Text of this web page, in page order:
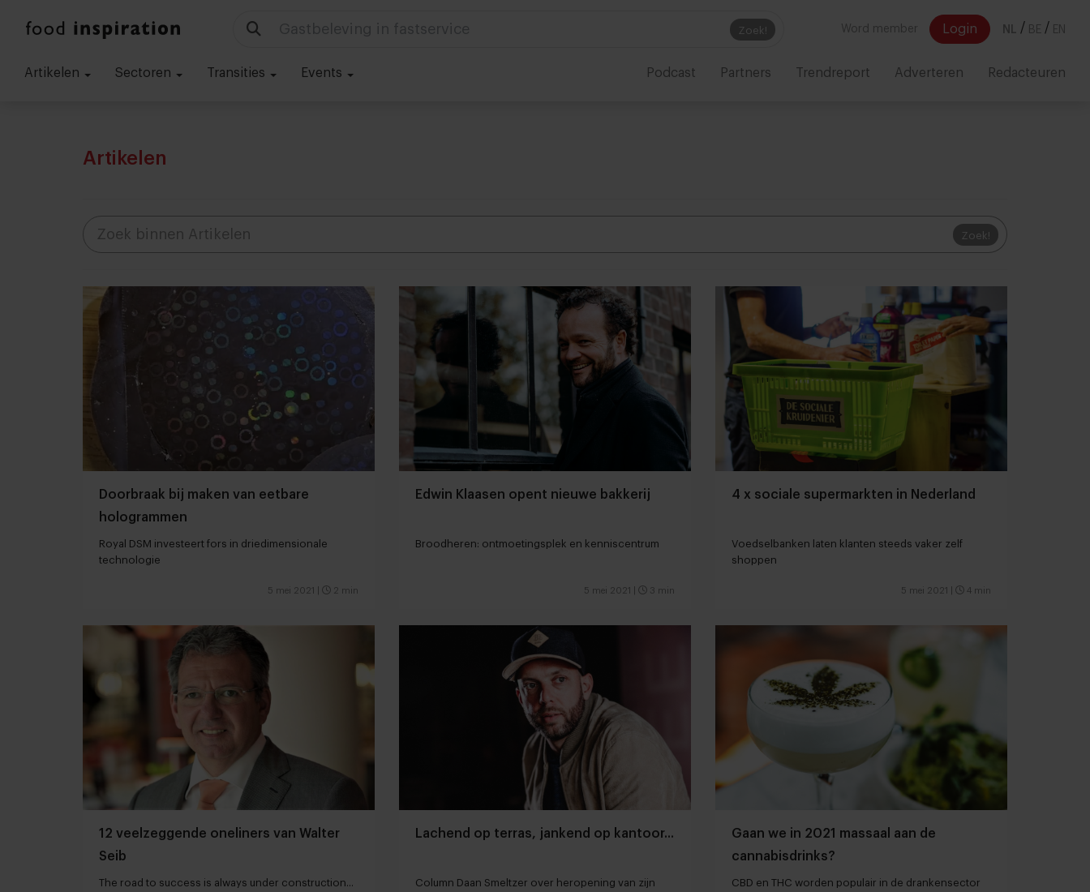
Zoek!
Technologie in foodservice Word member Login NL / BE / EN
Artikelen Sectoren Transities Events Podcast Partners Trendreport Adverteren Redacteuren
Artikelen
Zoek!
Doorbraak bij maken van eetbare
hologrammen
Royal DSM investeert fors in driedimensionale
technologie
5 mei 2021 2 min
Edwin Klaasen opent nieuwe bakkerij
Broodheren: ontmoetingsplek en kenniscentrum
5 mei 2021 3 min
4 x sociale supermarkten in Nederland
Voedselbanken laten klanten steeds vaker zelf
shoppen
5 mei 2021 4 min
12 veelzeggende oneliners van Walter
Seib
The road to success is always under construction...
Lachend op terras, jankend op kantoor...
Column Daan Smeltzer over heropening van zijn
Gaan we in 2021 massaal aan de
cannabisdrinks?
CBD en THC worden populair in de drankensector